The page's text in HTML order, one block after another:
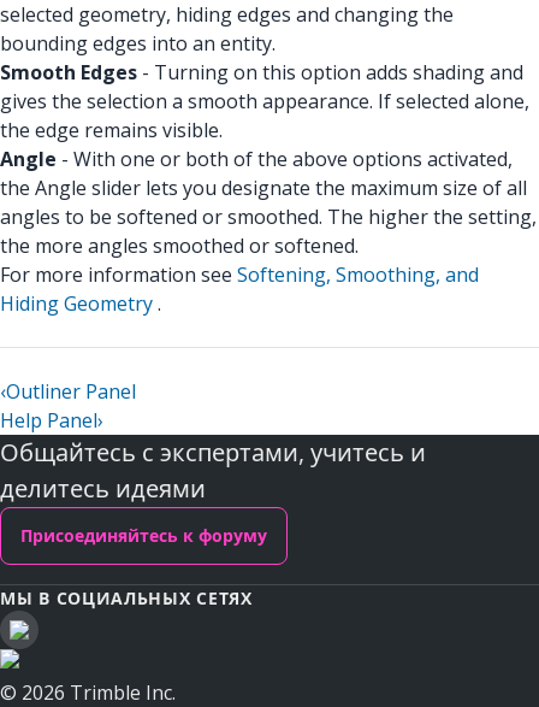
selected geometry, hiding edges and changing the
bounding edges into an entity.
Smooth Edges - Turning on this option adds shading and
gives the selection a smooth appearance. If selected alone,
the edge remains visible.
Angle - With one or both of the above options activated,
the Angle slider lets you designate the maximum size of all
angles to be softened or smoothed. The higher the setting,
the more angles smoothed or softened.
For more information see Softening, Smoothing, and
Hiding Geometry.
‹Outliner Panel
Help Panel›
Общайтесь с экспертами, учитесь и
делитесь идеями
Присоединяйтесь к форуму
МЫ В СОЦИАЛЬНЫХ СЕТЯХ
© 2026 Trimble Inc.